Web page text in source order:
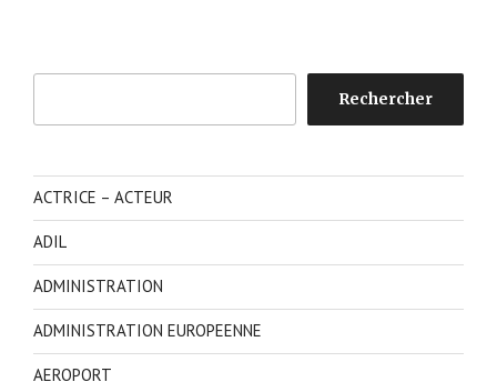
Rechercher
ACTRICE – ACTEUR
ADIL
ADMINISTRATION
ADMINISTRATION EUROPEENNE
AEROPORT